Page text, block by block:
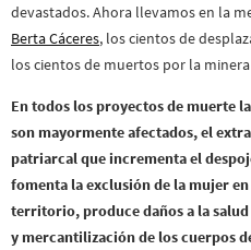
devastados. Ahora llevamos en la
Berta Cáceres, los cientos de
los cientos de muertos por la minera
En todos los proyectos de muerte
son mayormente afectados, el
patriarcal que incrementa el
fomenta la exclusión de la mujer
territorio, produce daños a la
y mercantilización de los cuerpos